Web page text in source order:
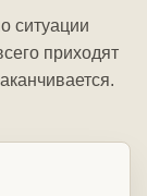
ситуации
приходят